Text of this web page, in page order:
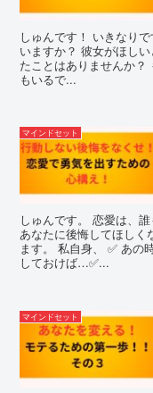
しゅんです！ いきなり
いますか？ 彼女がほし
たことはありませんか？
もいるで...
マインドセット
しゅんです。 恋愛は、
あなたに後悔してほしく
ます。 私自身、 ✅ あの
しておけば…✅...
マインドセット